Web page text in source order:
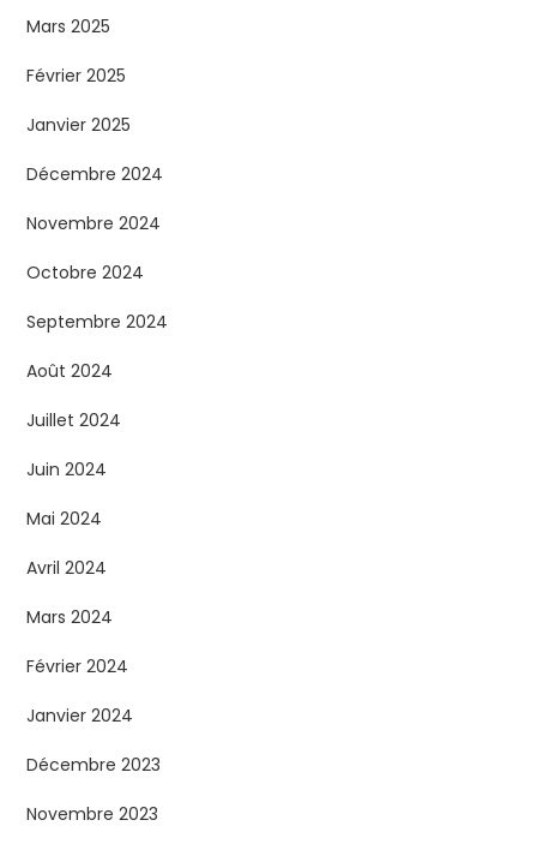
Mars 2025
Février 2025
Janvier 2025
Décembre 2024
Novembre 2024
Octobre 2024
Septembre 2024
Août 2024
Juillet 2024
Juin 2024
Mai 2024
Avril 2024
Mars 2024
Février 2024
Janvier 2024
Décembre 2023
Novembre 2023